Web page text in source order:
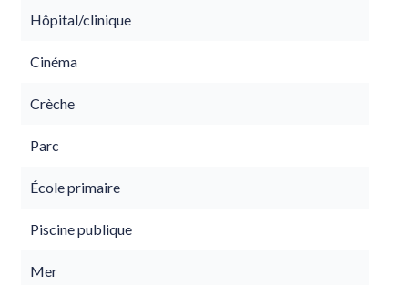
Hôpital/clinique
Cinéma
Crèche
Parc
École primaire
Piscine publique
Mer